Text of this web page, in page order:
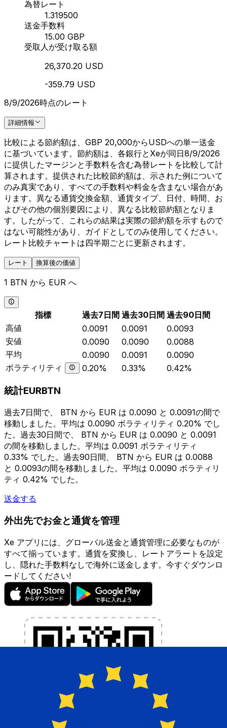
為替レート
1.319500
送金手数料
15.00 GBP
受取人が受け取る額
26,370.20 USD
-359.79 USD
8/9/2026時点のレート
詳細情報
比較による節約額は、GBP 20,000からUSDへの単一送金
に基づいています。節約額は、各銀行とXeが同日8/9/2026
に提供したマージンと手数料を含む為替レートを比較して計
算されます。提供された比較節約額は、示された例について
のみ真実であり、すべての手数料や料金を含まない場合があ
ります。異なる通貨交換金額、通貨タイプ、日付、時間、お
よびその他の個別要因により、異なる比較節約額となりま
す。したがって、これらの結果は実際の節約額を示すもので
はない可能性があり、ガイドとしてのみ使用してください。
レート比較チャートは四半期ごとに更新されます。
レート 換算後の価値
1 BTN から EUR へ
指標 過去7日間 過去30日間 過去90日間
高値
0.0091 0.0091
0.0093
安値
0.0090 0.0090
0.0088
平均
0.0090 0.0091
0.0090
ボラティリティ
0.20% 0.33% 0.42%
統計EURBTN
過去7日間で、 BTN から EUR は 0.0090 と 0.0091の間で
移動しました。平均は 0.0090 ボラティリティ 0.20% でし
た。過去30日間で、 BTN から EUR は 0.0090 と 0.0091
の間を移動しました。平均は 0.0091 ボラティリティ
0.33% でした。過去90日間、 BTN から EUR は 0.0088
と 0.0093の間を移動しました。平均は 0.0090 ボラティリ
ティ 0.42% でした。
送金する
外出先でお金と通貨を管理
Xe アプリには、グローバル送金と通貨管理に必要なものが
すべて揃っています。通貨を変換し、レートアラートを設定
し、隠れた手数料なしで海外に送金します。今すぐダウンロ
ードしてください!